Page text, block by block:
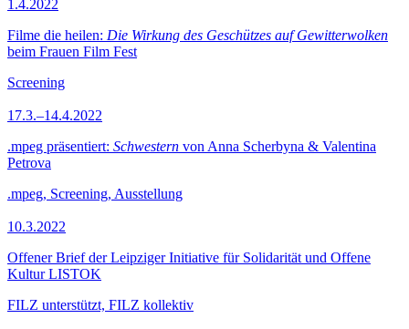
1.4.2022
Filme die heilen: Die Wirkung des Geschützes auf Gewitterwolken
beim Frauen Film Fest
Screening
17.3.–14.4.2022
.mpeg präsentiert: Schwestern von Anna Scherbyna & Valentina
Petrova
.mpeg, Screening, Ausstellung
10.3.2022
Offener Brief der Leipziger Initiative für Solidarität und Offene
Kultur LISTOK
FILZ unterstützt, FILZ kollektiv